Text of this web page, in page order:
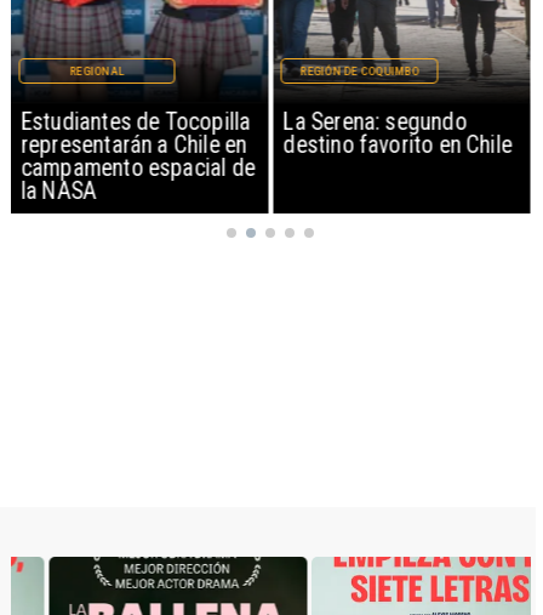
Estudiantes de Tocopilla
representarán a Chile en
campamento espacial de
la NASA
REGIONAL
La Serena: segundo
destino favorito en Chile
REGIÓN DE COQUIMBO